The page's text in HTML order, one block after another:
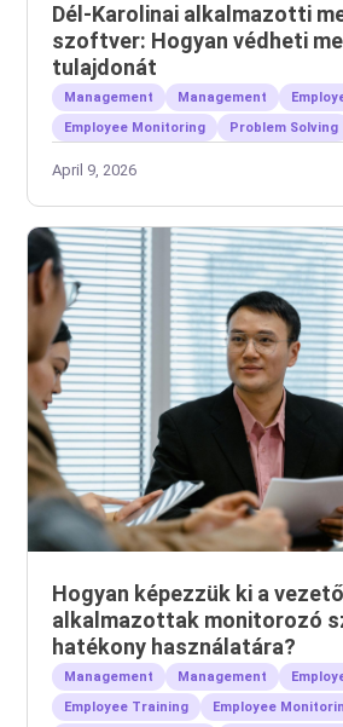
Dél-Karolinai alkalmazotti
szoftver: Hogyan védheti
tulajdonát
Management Management
Employee Monitoring
Problem Solving
April 9, 2026
Hogyan képezzük ki a
alkalmazottak monitorozó
hatékony használatára?
Management Management
Employee Training
Employee